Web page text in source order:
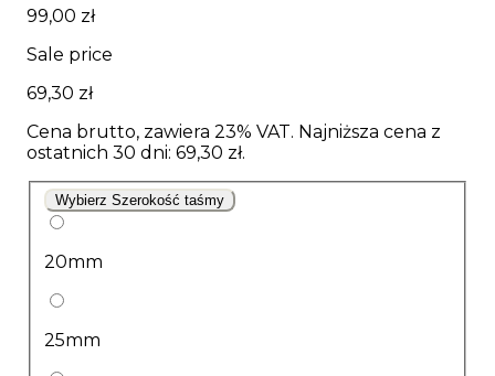
99,00 zł
Sale price
69,30 zł
Cena brutto, zawiera 23% VAT. Najniższa cena z
ostatnich 30 dni: 69,30 zł.
Wybierz Szerokość taśmy
20mm
25mm